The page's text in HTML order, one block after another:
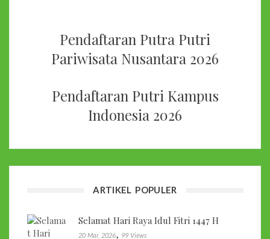
Pendaftaran Putra Putri
Pariwisata Nusantara 2026
Pendaftaran Putri Kampus
Indonesia 2026
ARTIKEL POPULER
Selamat Hari Raya Idul Fitri 1447 H
20 Mar, 2026, 99 Views